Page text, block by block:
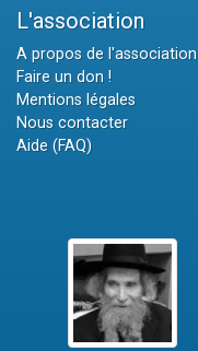
L'association
A propos de l'association
Faire un don !
Mentions légales
Nous contacter
Aide (FAQ)